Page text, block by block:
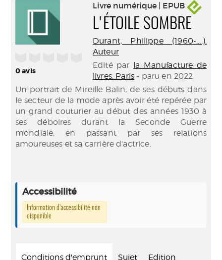
0avis
Livre numérique | EPUB
L'ÉTOILE SOMBRE
Durant, Philippe (1960-....).
Auteur
Edité par la Manufacture de
livres. Paris - paru en 2022
Un portrait de Mireille Balin, de ses débuts dans
le secteur de la mode après avoir été repérée par
un grand couturier au début des années 1930 à
ses déboires durant la Seconde Guerre
mondiale, en passant par ses relations
amoureuses et sa carrière d'actrice.
Accessibilité
Information d’accessibilité non
disponible
Conditions d'emprunt Sujet Edition